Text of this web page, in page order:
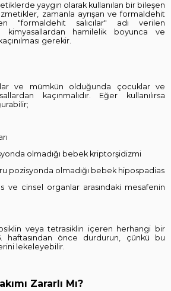
yaygın olarak kullanılan bir bileşen
zamanla ayrışan ve formaldehit
"formaldehit salıcılar" adı verilen
kimyasallardan hamilelik boyunca ve
gerekir.
ve mümkün olduğunda çocuklar ve
kaçınmalıdır. Eğer kullanılırsa
olmadığı bebek kriptorşidizmi
pozisyonda olmadığı bebek hipospadias
ve cinsel organlar arasındaki mesafenin
veya tetrasiklin içeren herhangi bir
haftasından önce durdurun, çünkü bu
lekeleyebilir.
Zararlı Mı?